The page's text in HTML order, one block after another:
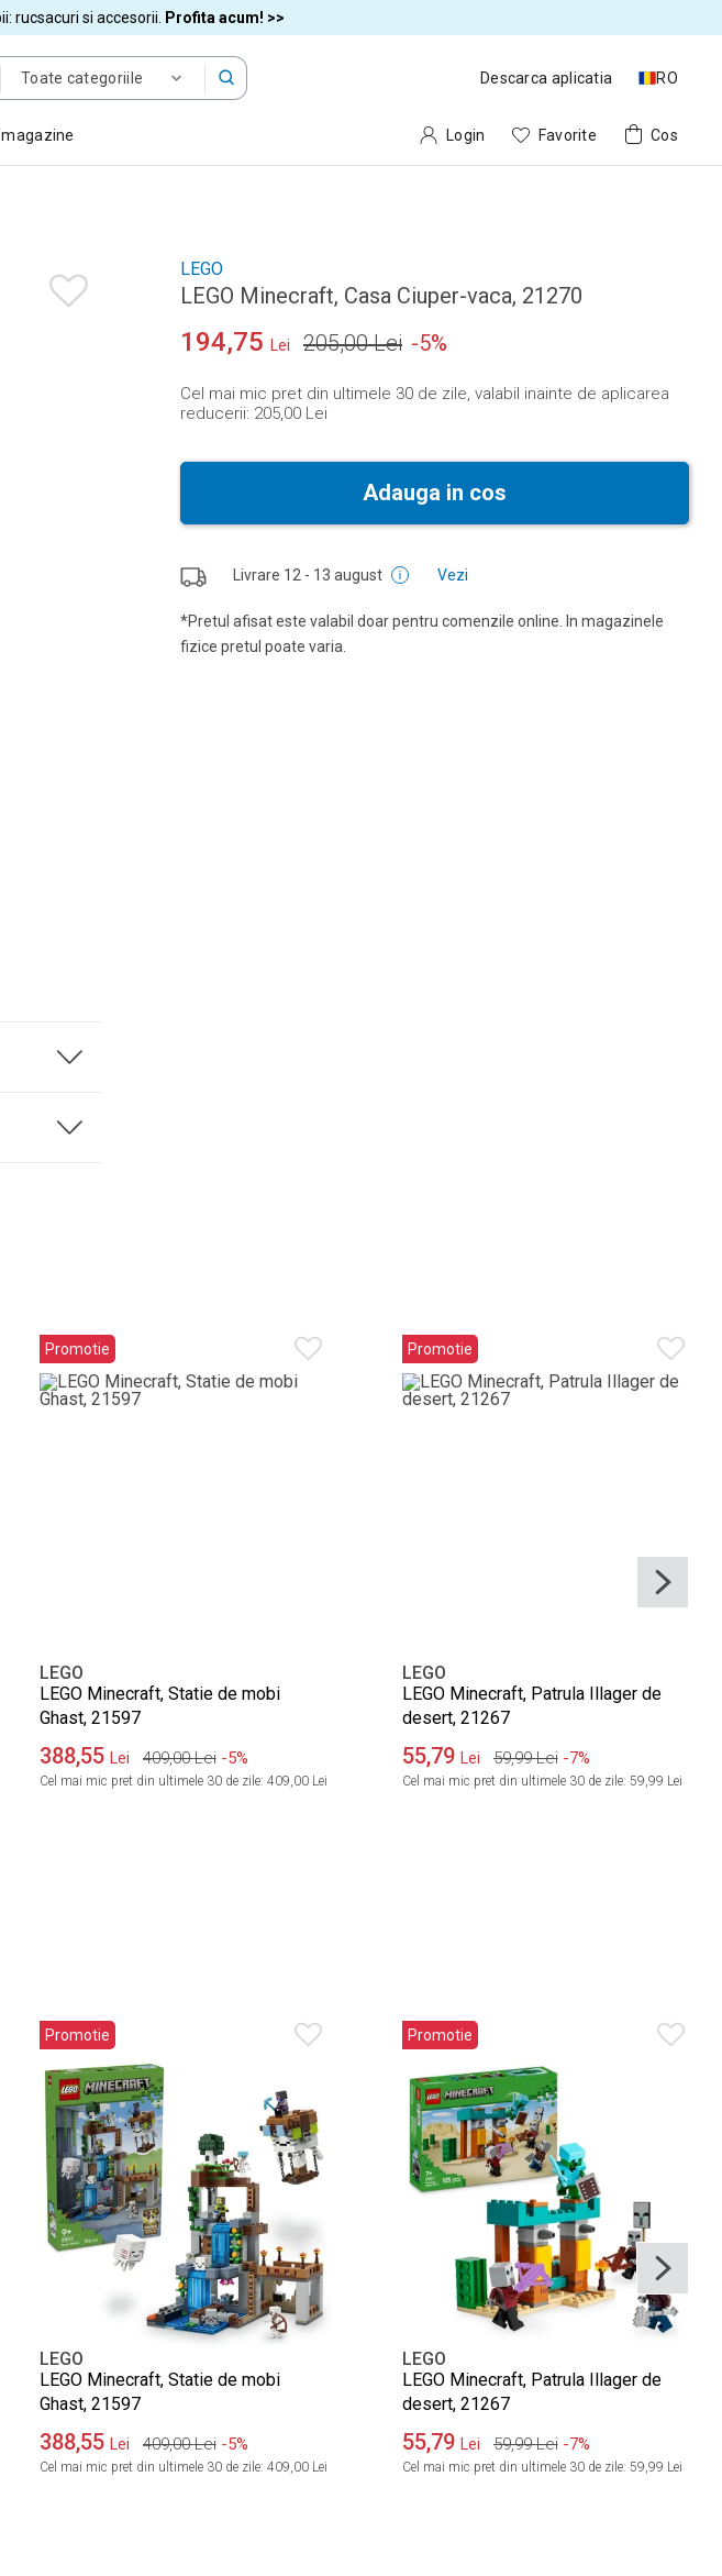
rucsacuri si accesorii. Profita acum! >>
Toate categoriile Descarca aplicatia RO
Login Favorite Cos
LEGO
LEGO Minecraft, Casa Ciuper-vaca, 21270
194,75 Lei 205,00 Lei -5%
Cel mai mic pret din ultimele 30 de zile, valabil inainte de aplicarea
reducerii: 205,00 Lei
Adauga in cos
Livrare 12 - 13 august Vezi
*Pretul afisat este valabil doar pentru comenzile online. In magazinele
fizice pretul poate varia.
Promotie
LEGO
LEGO Minecraft, Statie de mobi
Ghast, 21597
388,55 Lei 409,00 Lei -5%
Cel mai mic pret din ultimele 30 de zile: 409,00 Lei
Promotie
LEGO
LEGO Minecraft, Patrula Illager de
desert, 21267
55,79 Lei 59,99 Lei -7%
Cel mai mic pret din ultimele 30 de zile: 59,99 Lei
Promotie
LEGO
LEGO Minecraft, Statie de mobi
Ghast, 21597
388,55 Lei 409,00 Lei -5%
Cel mai mic pret din ultimele 30 de zile: 409,00 Lei
Promotie
LEGO
LEGO Minecraft, Patrula Illager de
desert, 21267
55,79 Lei 59,99 Lei -7%
Cel mai mic pret din ultimele 30 de zile: 59,99 Lei